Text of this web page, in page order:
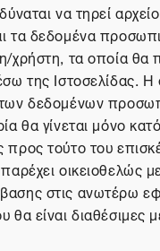
να τηρεί
τα δεδομένα
χρήστη, τα οποία θα
της Ιστοσελίδας. Η
δεδομένων
θα γίνεται μόνο
προς τούτο του
οικειοθελώς
στις ανωτέρω
θα είναι διαθέσιμες